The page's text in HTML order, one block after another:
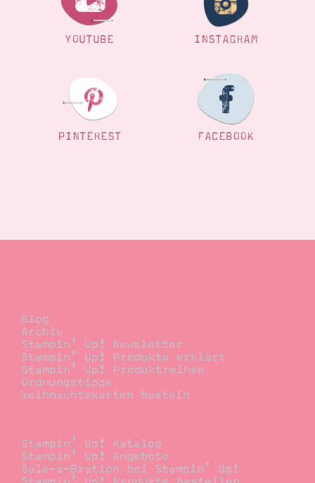
YOUTUBE INSTAGRAM
PINTEREST FACEBOOK
Blog
Archiv
Stampin’ Up! Newsletter
Stampin’ Up! Produkte erklärt
Stampin’ Up! Produktreihen
Ordnungstipps
Weihnachtskarten basteln
Stampin’ Up! Katalog
Stampin’ Up! Angebote
Sale-a-Bration bei Stampin’ Up!